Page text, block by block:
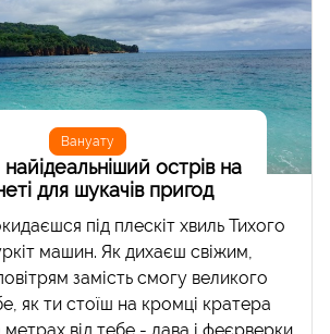
Вануату
острів на
для шукачів пригод
під плескіт хвиль Тихого
машин. Як дихаєш свіжим,
замість смогу великого
як ти стоїш на кромці кратера